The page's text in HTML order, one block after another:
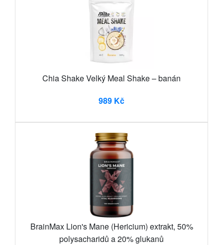
Chia Shake Velký Meal Shake – banán
989 Kč
BrainMax Lion's Mane (Hericium) extrakt, 50%
polysacharidů a 20% glukanů